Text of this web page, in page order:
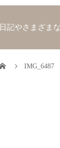
日記やさまざま
IMG_6487